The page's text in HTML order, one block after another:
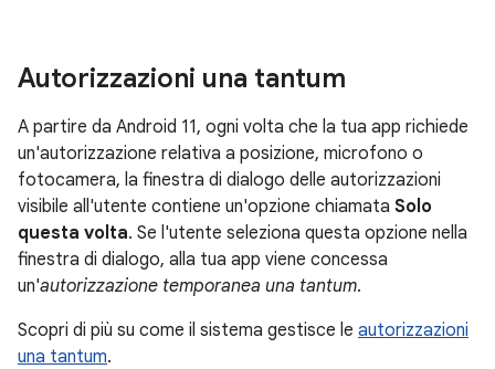
Autorizzazioni una tantum
A partire da Android 11, ogni volta che la tua app richiede
un'autorizzazione relativa a posizione, microfono o
fotocamera, la finestra di dialogo delle autorizzazioni
visibile all'utente contiene un'opzione chiamata Solo
questa volta. Se l'utente seleziona questa opzione nella
finestra di dialogo, alla tua app viene concessa
un'autorizzazione temporanea una tantum.
Scopri di più su come il sistema gestisce le autorizzazioni
una tantum.